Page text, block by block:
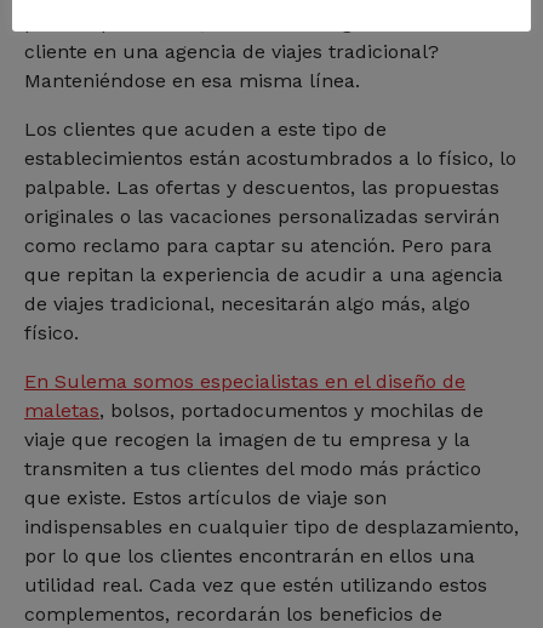
cliente en una agencia de viajes tradicional?
Manteniéndose en esa misma línea.
Los clientes que acuden a este tipo de
establecimientos están acostumbrados a lo físico, lo
palpable. Las ofertas y descuentos, las propuestas
originales o las vacaciones personalizadas servirán
como reclamo para captar su atención. Pero para
que repitan la experiencia de acudir a una agencia
de viajes tradicional, necesitarán algo más, algo
físico.
En Sulema somos especialistas en el diseño de
maletas, bolsos, portadocumentos y mochilas de
viaje que recogen la imagen de tu empresa y la
transmiten a tus clientes del modo más práctico
que existe. Estos artículos de viaje son
indispensables en cualquier tipo de desplazamiento,
por lo que los clientes encontrarán en ellos una
utilidad real. Cada vez que estén utilizando estos
complementos, recordarán los beneficios de